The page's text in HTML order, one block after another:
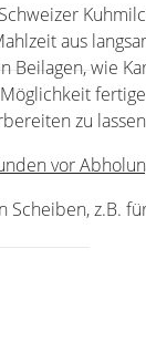
aus
Beilagen, wie
zu
vor
Scheiben, z.B.